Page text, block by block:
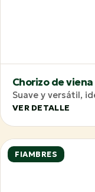
Chorizo de viena
Suave y versátil,
VER DETALLE
FIAMBRES